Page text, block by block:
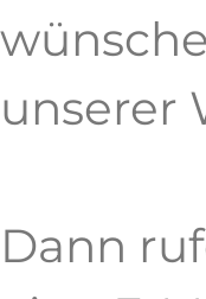
unserer
Dann